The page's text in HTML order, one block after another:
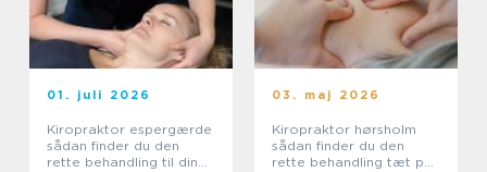
01. juli 2026
Kiropraktor espergærde
sådan finder du den
rette behandling til dine
03. maj 2026
Kiropraktor hørsholm
sådan finder du den
rette behandling tæt på